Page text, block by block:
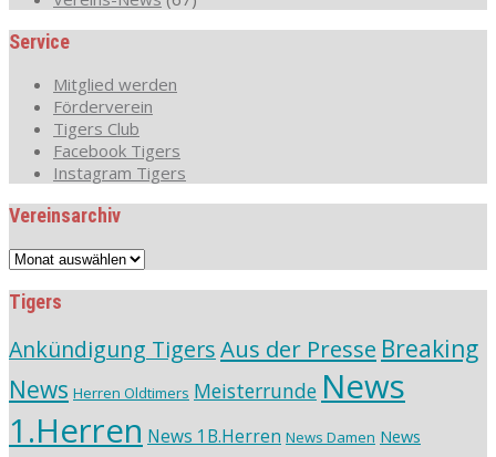
Service
Mitglied werden
Förderverein
Tigers Club
Facebook Tigers
Instagram Tigers
Vereinsarchiv
Vereinsarchiv
Tigers
Ankündigung TigersAus der Presse Breaking
News Herren Oldtimers Meisterrunde News
1.Herren News 1B.Herren News Damen News